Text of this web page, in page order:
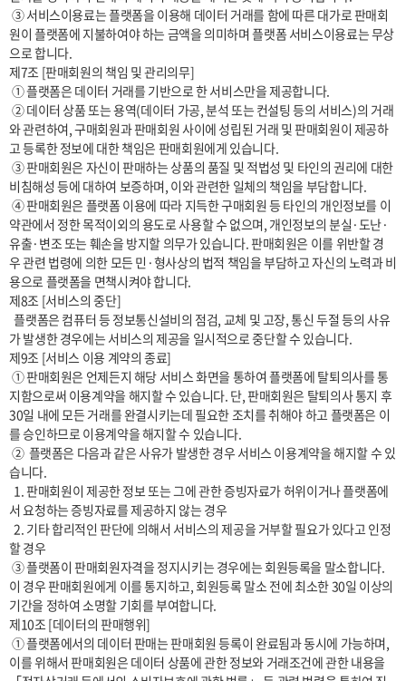
원이 플랫폼에 지불하여야 하는 금액을 의미하며 플랫폼 서비스이용료는 무상
으로 합니다.
제7조 [판매회원의 책임 및 관리의무]
와 관련하여, 구매회원과 판매회원 사이에 성립된 거래 및 판매회원이 제공하
고 등록한 정보에 대한 책임은 판매회원에게 있습니다.
비침해성 등에 대하여 보증하며, 이와 관련한 일체의 책임을 부담합니다.
약관에서 정한 목적이외의 용도로 사용할 수 없으며, 개인정보의 분실·도난·
유출·변조 또는 훼손을 방지할 의무가 있습니다. 판매회원은 이를 위반할 경
우 관련 법령에 의한 모든 민·형사상의 법적 책임을 부담하고 자신의 노력과 비
용으로 플랫폼을 면책시켜야 합니다.
제8조 [서비스의 중단]
  플랫폼은 컴퓨터 등 정보통신설비의 점검, 교체 및 고장, 통신 두절 등의 사유
가 발생한 경우에는 서비스의 제공을 일시적으로 중단할 수 있습니다.
제9조 [서비스 이용 계약의 종료]
지함으로써 이용계약을 해지할 수 있습니다. 단, 판매회원은 탈퇴의사 통지 후
30일 내에 모든 거래를 완결시키는데 필요한 조치를 취해야 하고 플랫폼은 이
를 승인하므로 이용계약을 해지할 수 있습니다.
습니다.
서 요청하는 증빙자료를 제공하지 않는 경우
  2. 기타 합리적인 판단에 의해서 서비스의 제공을 거부할 필요가 있다고 인정
할 경우
이 경우 판매회원에게 이를 통지하고, 회원등록 말소 전에 최소한 30일 이상의
기간을 정하여 소명할 기회를 부여합니다.
제10조 [데이터의 판매행위]
이를 위해서 판매회원은 데이터 상품에 관한 정보와 거래조건에 관한 내용을